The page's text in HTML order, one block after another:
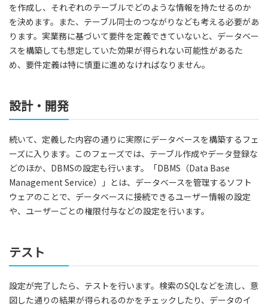
を作成し、それぞれのテーブルでどのような情報を持たせるのか
を決めます。また、テーブル同士のつながりなども考える必要があ
ります。実業務に基づいて要件を定義できていないと、データベー
スを構築しても想定していた効果が得られない可能性があるた
め、要件定義は特に慎重に進めなければなりません。
設計・開発
続いて、定義した内容の通りに実際にデータベースを構築するフェ
ーズに入ります。このフェーズでは、テーブル作成やデータ登録な
どのほか、DBMSの設定も行います。「DBMS（Data Base
Management Service）」とは、データベースを管理するソフト
ウェアのことで、データベースに接続できるユーザー情報の設定
や、ユーザーごとの権限付与などの設定を行います。
テスト
設定が完了したら、テストを行います。検索のSQLなどを流し、意
図した通りの結果が得られるのかをチェックしたり、データのイ